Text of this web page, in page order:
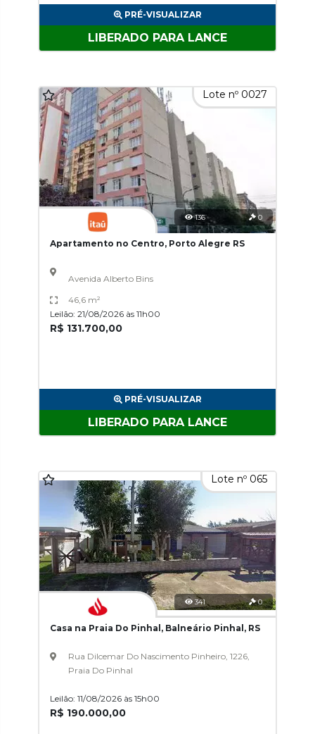
PRÉ-VISUALIZAR
LIBERADO PARA LANCE
Lote nº 0027
136 0
Apartamento no Centro, Porto Alegre RS
Avenida Alberto Bins
46,6 m²
Leilão: 21/08/2026 às 11h00
R$ 131.700,00
PRÉ-VISUALIZAR
LIBERADO PARA LANCE
Lote nº 065
341 0
Casa na Praia Do Pinhal, Balneário Pinhal, RS
Rua Dilcemar Do Nascimento Pinheiro, 1226,
Praia Do Pinhal
Leilão: 11/08/2026 às 15h00
R$ 190.000,00